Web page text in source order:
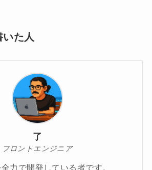
た人
了
フロントエンジニア
力で開発している者です。